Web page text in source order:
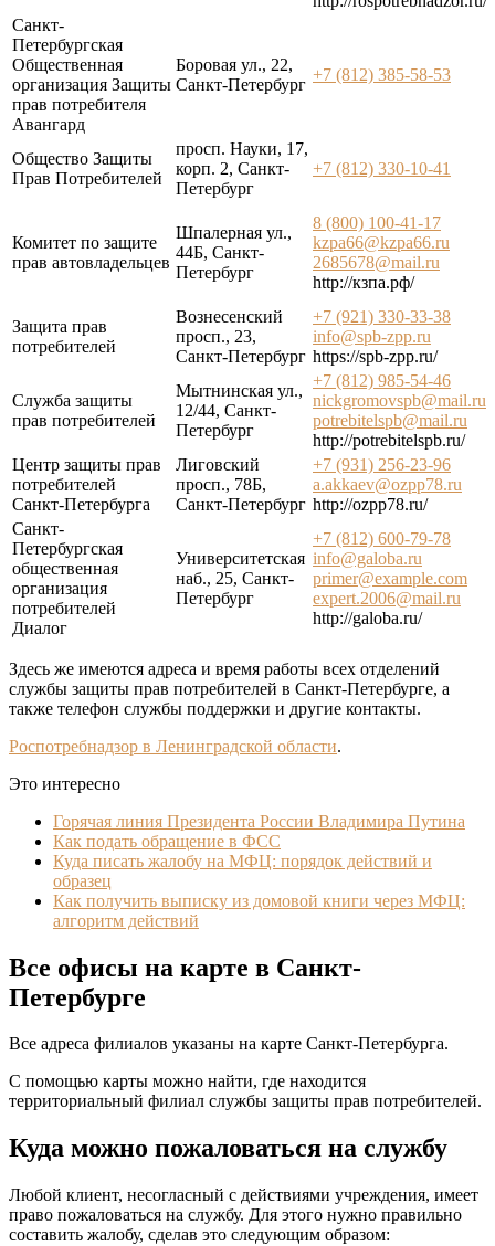
Санкт-
Петербургская
Общественная
организация Защиты
прав потребителя
Авангард
Боровая ул., 22,
Санкт-Петербург
+7 (812) 385-58-53
Общество Защиты
Прав Потребителей
просп. Науки, 17,
корп. 2, Санкт-
Петербург
+7 (812) 330-10-41
Комитет по защите
прав автовладельцев
Шпалерная ул.,
44Б, Санкт-
Петербург
8 (800) 100-41-17
kzpa66@kzpa66.ru
2685678@mail.ru
http://кзпа.рф/
Защита прав
потребителей
Вознесенский
просп., 23,
Санкт-Петербург
+7 (921) 330-33-38
info@spb-zpp.ru
https://spb-zpp.ru/
Служба защиты
прав потребителей
Мытнинская ул.,
12/44, Санкт-
Петербург
+7 (812) 985-54-46
nickgromovspb@mail.ru
potrebitelspb@mail.ru
http://potrebitelspb.ru/
Центр защиты прав
потребителей
Санкт-Петербурга
Лиговский
просп., 78Б,
Санкт-Петербург
+7 (931) 256-23-96
a.akkaev@ozpp78.ru
http://ozpp78.ru/
Санкт-
Петербургская
общественная
организация
потребителей
Диалог
Университетская
наб., 25, Санкт-
Петербург
+7 (812) 600-79-78
info@galoba.ru
primer@example.com
expert.2006@mail.ru
http://galoba.ru/
Здесь же имеются адреса и время работы всех отделений
службы защиты прав потребителей в Санкт-Петербурге, а
также телефон службы поддержки и другие контакты.
Роспотребнадзор в Ленинградской области.
Это интересно
Горячая линия Президента России Владимира Путина
Как подать обращение в ФСС
Куда писать жалобу на МФЦ: порядок действий и
образец
Как получить выписку из домовой книги через МФЦ:
алгоритм действий
Все офисы на карте в Санкт-
Петербурге
Все адреса филиалов указаны на карте Санкт-Петербурга.
С помощью карты можно найти, где находится
территориальный филиал службы защиты прав потребителей.
Куда можно пожаловаться на службу
Любой клиент, несогласный с действиями учреждения, имеет
право пожаловаться на службу. Для этого нужно правильно
составить жалобу, сделав это следующим образом: